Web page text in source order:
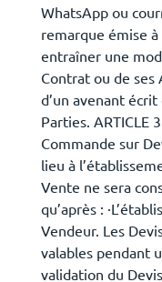
WhatsApp ou
remarque émise à
entraîner une
Contrat ou de ses
d’un avenant
Parties. ARTICLE
Commande sur
lieu à
Vente ne sera
qu’après :
Vendeur. Les
valables pendant
validation du